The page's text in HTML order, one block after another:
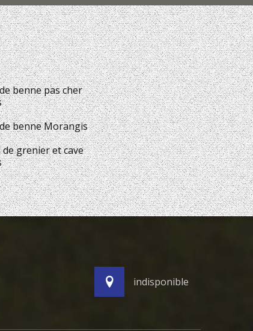
benne pas cher
benne Morangis
grenier et cave
indisponible